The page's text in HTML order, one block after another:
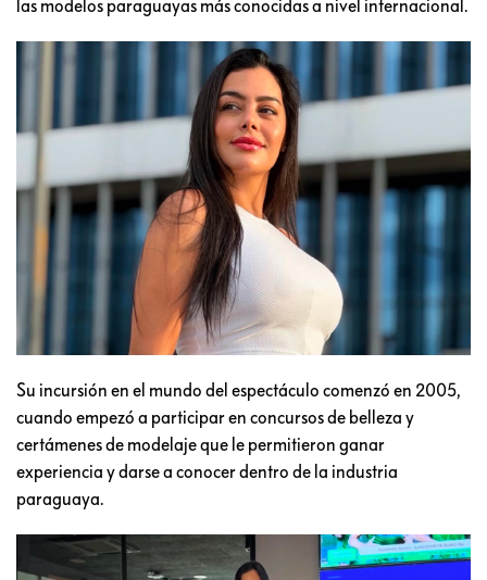
las modelos paraguayas más conocidas a nivel internacional.
Su incursión en el mundo del espectáculo comenzó en 2005,
cuando empezó a participar en concursos de belleza y
certámenes de modelaje que le permitieron ganar
experiencia y darse a conocer dentro de la industria
paraguaya.